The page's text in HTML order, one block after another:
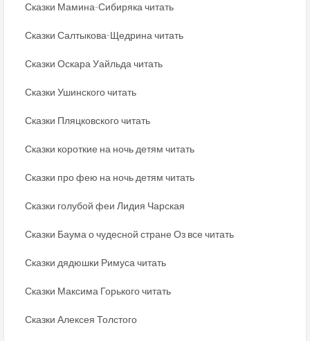
Сказки Мамина-Сибиряка читать
Сказки Салтыкова-Щедрина читать
Сказки Оскара Уайльда читать
Сказки Ушинского читать
Сказки Пляцковского читать
Сказки короткие на ночь детям читать
Сказки про фею на ночь детям читать
Сказки голубой феи Лидия Чарская
Сказки Баума о чудесной стране Оз все читать
Сказки дядюшки Римуса читать
Сказки Максима Горького читать
Сказки Алексея Толстого